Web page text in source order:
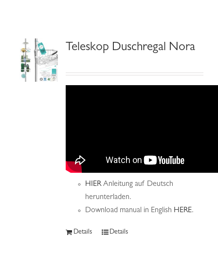
Teleskop Duschregal Nora
HIERAnleitung auf Deutsch
herunterladen.
Download manual in English HERE.
Details Details